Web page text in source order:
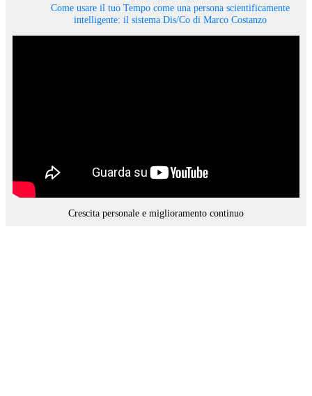
Come usare il tuo Tempo come una persona scientificamente
intelligente: il sistema Dis/Co di Marco Costanzo
Crescita personale e miglioramento continuo